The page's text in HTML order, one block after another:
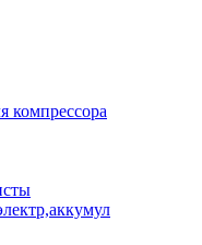
компрессора